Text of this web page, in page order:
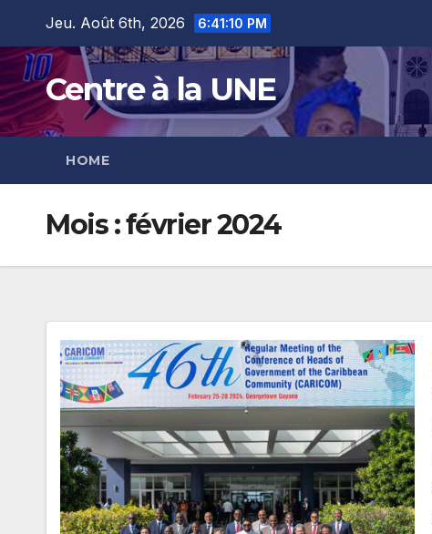
content
content
Jeu. Août 6th, 2026 6:41:11 PM
Centre à la UNE
HOME
Mois :février 2024